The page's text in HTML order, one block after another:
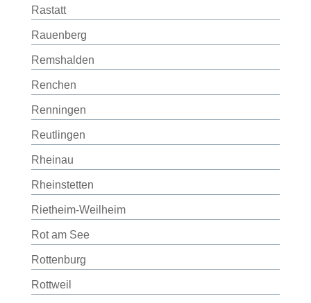
Rastatt
Rauenberg
Remshalden
Renchen
Renningen
Reutlingen
Rheinau
Rheinstetten
Rietheim-Weilheim
Rot am See
Rottenburg
Rottweil